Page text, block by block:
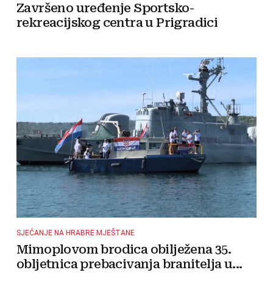
Završeno uređenje Sportsko-
rekreacijskog centra u Prigradici
SJEĆANJE NA HRABRE MJEŠTANE
Mimoplovom brodica obilježena 35.
obljetnica prebacivanja branitelja u...